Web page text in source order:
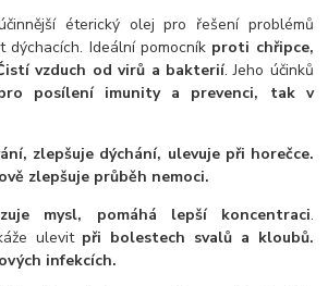
éterický olej pro řešení problémů
dýchacích. Ideální pomocník proti chřipce,
vzduch od virů a bakterií. Jeho účinků
posílení imunity a prevenci, tak v
zlepšuje dýchání, ulevuje při horečce.
zlepšuje průběh nemoci.
mysl, pomáhá lepší koncentraci.
ulevit při bolestech svalů a kloubů.
infekcích.